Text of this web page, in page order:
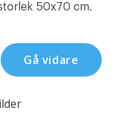
50x70 cm.
Gå vidare